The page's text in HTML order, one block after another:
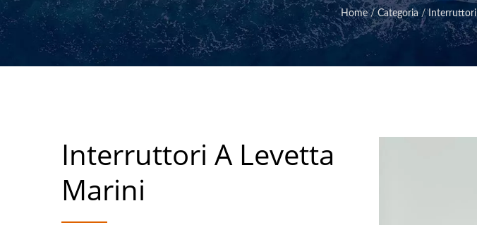
Home / Categoria / Interruttori
Interruttori A Levetta
Marini